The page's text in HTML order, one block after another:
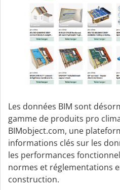
Les données BIM sont
gamme de produits pro
BIMobject.com, une
informations clés sur les
les performances
normes et réglementations
construction.